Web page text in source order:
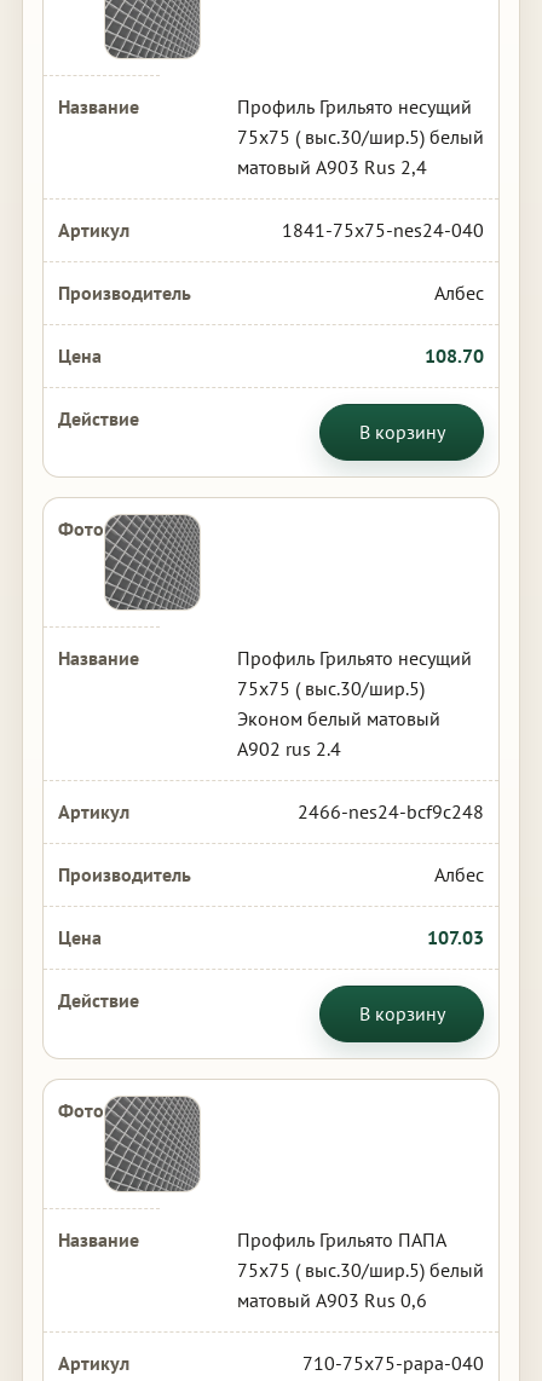
Профиль Грильято несущий
75х75 ( выс.30/шир.5) белый
матовый А903 Rus 2,4
1841-75x75-nes24-040
Албес
108.70
В корзину
Профиль Грильято несущий
75х75 ( выс.30/шир.5)
Эконом белый матовый
А902 rus 2.4
2466-nes24-bcf9c248
Албес
107.03
В корзину
Профиль Грильято ПАПА
75х75 ( выс.30/шир.5) белый
матовый А903 Rus 0,6
710-75x75-papa-040